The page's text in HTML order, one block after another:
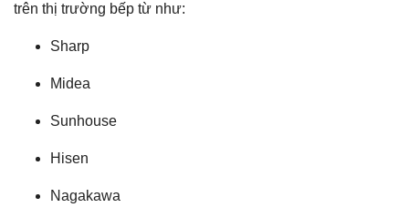
trên thị trường bếp từ như:
Sharp
Midea
Sunhouse
Hisen
Nagakawa